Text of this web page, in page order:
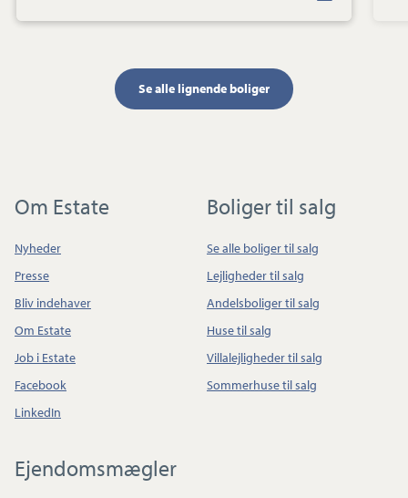
Se alle lignende boliger
Om Estate
Nyheder
Presse
Bliv indehaver
Om Estate
Job i Estate
Facebook
LinkedIn
Boliger til salg
Se alle boliger til salg
Lejligheder til salg
Andelsboliger til salg
Huse til salg
Villalejligheder til salg
Sommerhuse til salg
Ejendomsmægler